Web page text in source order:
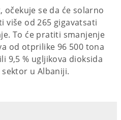
se da će solarno
više od 265 gigavatsati
To će pratiti smanjenje
od otprilike 96 500 tona
9,5 % ugljikova dioksida
u Albaniji.